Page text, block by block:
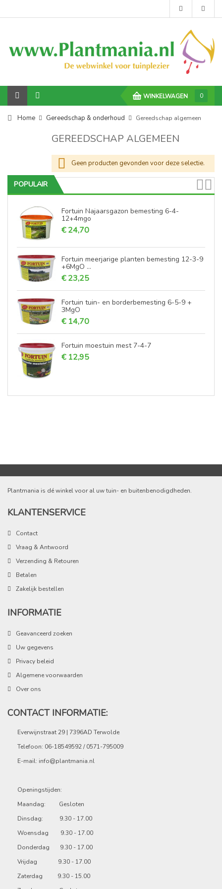
WINKELWAGEN 0
Home Gereedschap & onderhoud Gereedschap algemeen
GEREEDSCHAP ALGEMEEN
Geen producten gevonden voor deze selectie.
POPULAIR
Fortuin Najaarsgazon bemesting 6-4-
12+4mgo
€ 24,70
Fortuin meerjarige planten bemesting 12-3-9
+6MgO ...
€ 23,25
Fortuin tuin- en borderbemesting 6-5-9 +
3MgO
€ 14,70
Fortuin moestuin mest 7-4-7
€ 12,95
Plantmania is dé winkel voor al uw tuin- en buitenbenodigdheden.
KLANTENSERVICE
Contact
Vraag & Antwoord
Verzending & Retouren
Betalen
Zakelijk bestellen
INFORMATIE
Geavanceerd zoeken
Uw gegevens
Privacy beleid
Algemene voorwaarden
Over ons
CONTACT INFORMATIE:
Everwijnstraat 29 | 7396AD Terwolde
Telefoon: 06-18549592 / 0571-795009
E-mail: info@plantmania.nl
Openingstijden:
Maandag: Gesloten
Dinsdag: 9.30 - 17.00
Woensdag 9.30 - 17.00
Donderdag 9.30 - 17.00
Vrijdag 9.30 - 17.00
Zaterdag 9.30 - 15.00